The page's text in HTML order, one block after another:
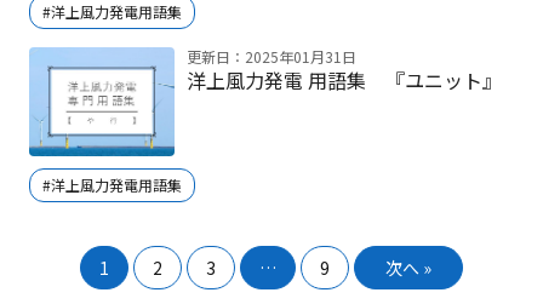
#洋上風力発電用語集
更新日：2025年01月31日
洋上風力発電 用語集 『ユニット』
#洋上風力発電用語集
1 2 3 … 9 次へ »